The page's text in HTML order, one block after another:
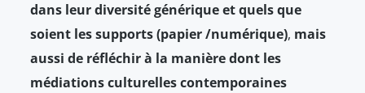
dans leur diversité générique et quels que
soient les supports (papier /numérique), mais
aussi de réfléchir à la manière dont les
médiations culturelles contemporaines